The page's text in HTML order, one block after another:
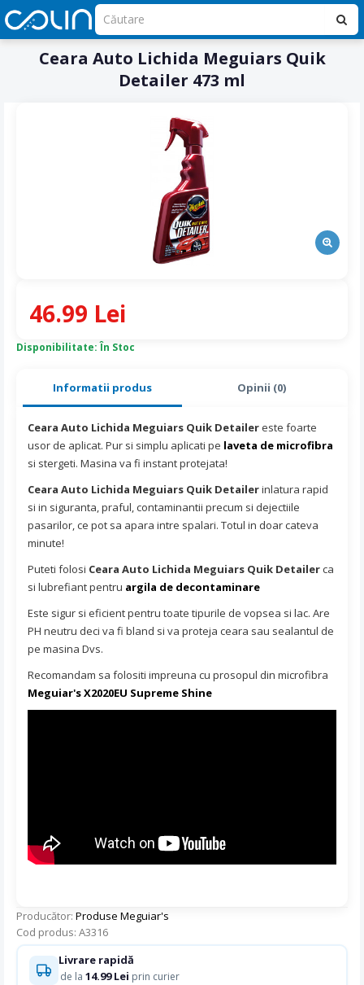
Ceara Auto Lichida Meguiars Quik
Detailer 473 ml
Informatii produs Opinii (0)
Ceara Auto Lichida Meguiars Quik Detailer este foarte
usor de aplicat. Pur si simplu aplicati pe laveta de microfibra
si stergeti. Masina va fi instant protejata!
Ceara Auto Lichida Meguiars Quik Detailerinlatura rapid
si in siguranta, praful, contaminantii precum si dejectiile
pasarilor, ce pot sa apara intre spalari. Totul in doar cateva
minute!
Puteti folosi Ceara Auto Lichida Meguiars Quik Detailerca
si lubrefiant pentru argila de decontaminare
Este sigur si eficient pentru toate tipurile de vopsea si lac. Are
PH neutru deci va fi bland si va proteja ceara sau sealantul de
pe masina Dvs.
Recomandam sa folositi impreuna cu prosopul din microfibra
Meguiar's X2020EU Supreme Shine
Producător: Produse Meguiar's
Cod produs: A3316
Disponibilitate: În Stoc
46.99 Lei
Livrare rapidă
de la 14.99 Lei prin curier